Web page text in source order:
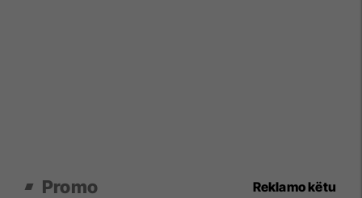
Promo Reklamo këtu